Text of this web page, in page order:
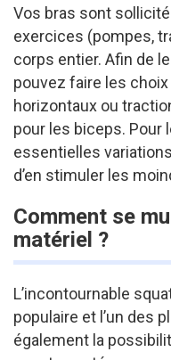
Vos bras sont
exercices (pompes,
corps entier. Afin de
pouvez faire les
horizontaux ou
pour les biceps. Pour
essentielles
d’en stimuler les
Comment se
matériel ?
L’incontournable
populaire et l’un des
également la